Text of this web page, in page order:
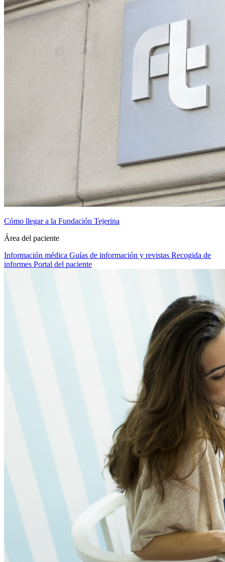
Cómo llegar a la Fundación Tejerina
Área del paciente
Información médica Guías de información y revistas Recogida de
informes Portal del paciente